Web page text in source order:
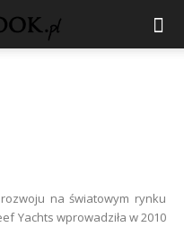
na światowym rynku
Yachts wprowadziła w 2010